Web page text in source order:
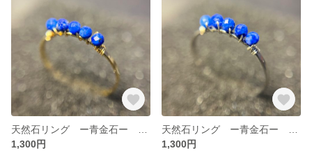
1,300円
1,300円